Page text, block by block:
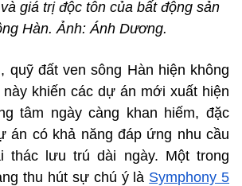
giá trị độc tôn của bất động sản
Hàn. Ảnh: Ánh Dương.
quỹ đất ven sông Hàn hiện không
khiến các dự án mới xuất hiện
tâm ngày càng khan hiếm, đặc
án có khả năng đáp ứng nhu cầu
thác lưu trú dài ngày. Một trong
thu hút sự chú ý là Symphony 5